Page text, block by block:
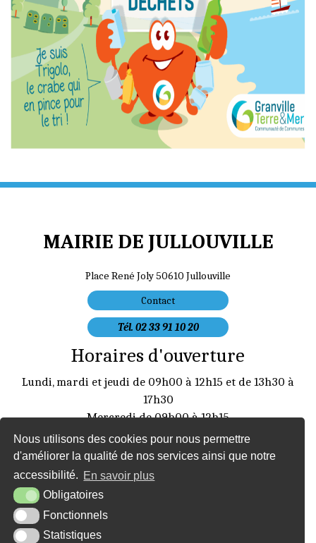
Nous utilisons des cookies pour nous permettre
d'améliorer la qualité de nos services ainsi que notre
accessibilité. En savoir plus
Obligatoires
Fonctionnels
Statistiques
MAIRIE DE JULLOUVILLE
Place René Joly 50610 Jullouville
Contact
Tél. 02 33 91 10 20
Horaires d'ouverture
Lundi, mardi et jeudi de 09h00 à 12h15 et de 13h30 à
17h30
Mercredi de 09h00 à 12h15
Vendredi de 09h00 à 12:15 et de 13:30 à 16h30
mairie@jullouville.fr
Plan du site